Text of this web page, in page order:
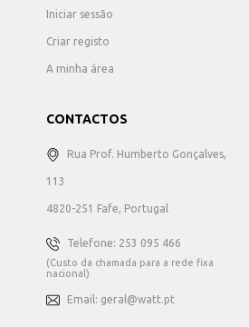
Iniciar sessão
Criar registo
A minha área
CONTACTOS
Rua Prof. Humberto Gonçalves,
113
4820-251 Fafe, Portugal
Telefone: 253 095 466
(Custo da chamada para a rede fixa
nacional)
Email: geral@watt.pt